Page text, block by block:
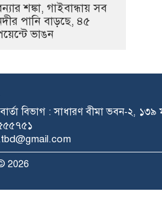
শঙ্কা, গাইবান্ধায় সব
পানি বাড়ছে, ৪৫
ভাঙন
বিভাগ : সাধারণ বীমা ভবন-২,
2026